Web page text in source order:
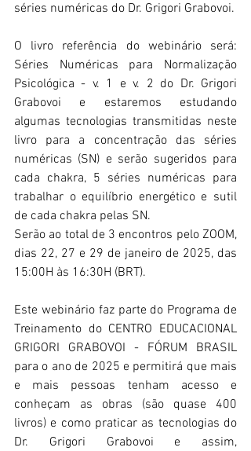
séries numéricas do Dr. Grigori Grabovoi.
O livro referência do webinário será:
Séries Numéricas para Normalização
Psicológica - v. 1 e v. 2 do Dr. Grigori
Grabovoi e estaremos estudando
algumas tecnologias transmitidas neste
livro para a concentração das séries
numéricas (SN) e serão sugeridos para
cada chakra, 5 séries numéricas para
trabalhar o equilíbrio energético e sutil
de cada chakra pelas SN.
Serão ao total de 3 encontros pelo ZOOM,
dias 22, 27 e 29 de janeiro de 2025, das
15:00H às 16:30H (BRT).
Este webinário faz parte do Programa de
Treinamento do CENTRO EDUCACIONAL
GRIGORI GRABOVOI - FÓRUM BRASIL
para o ano de 2025 e permitirá que mais
e mais pessoas tenham acesso e
conheçam as obras (são quase 400
livros) e como praticar as tecnologias do
Dr. Grigori Grabovoi e assim,